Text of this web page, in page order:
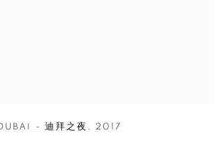
- 迪拜之夜 , 2017